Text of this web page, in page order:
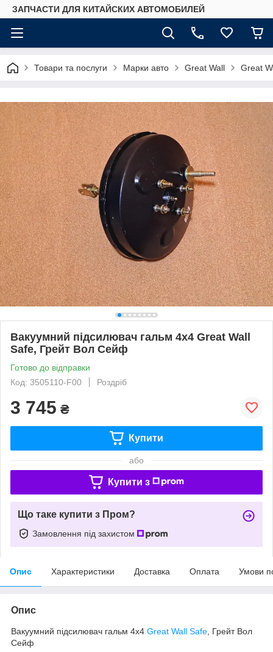
ЗАПЧАСТИ ДЛЯ КИТАЙСКИХ АВТОМОБИЛЕЙ
Товари та послуги Марки авто Great Wall Great
Вакуумний підсилювач гальм 4x4 Great Wall
Safe, Грейт Вол Сейф
Готово до відправки
Код: 3505110-F00
Роздріб
3 745 ₴
Купити
або
Купити з
Що таке купити з Пром?
Замовлення під захистом
Опис Характеристики Доставка Оплата Умови
Опис
Вакуумний підсилювач гальм 4x4 Great Wall Safe , Грейт Вол
Сейф